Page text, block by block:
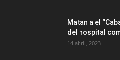
Matan a el
del hospital
14 abril, 2023